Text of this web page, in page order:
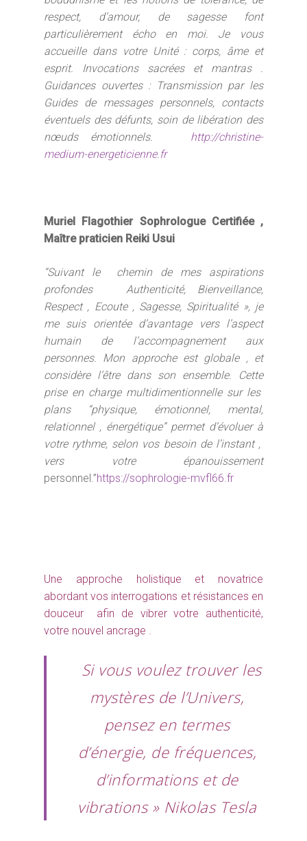
respect, d’amour, de sagesse font
particulièrement écho en moi. Je vous
accueille dans votre Unité : corps, âme et
esprit. Invocations sacrées et mantras .
Guidances ouvertes : Transmission par les
Guides de messages personnels, contacts
éventuels des défunts, soin de libération des
nœuds émotionnels. http://christine-
medium-energeticienne.fr
Muriel Flagothier Sophrologue Certifiée ,
Maître praticien Reiki Usui
“Suivant le chemin de mes aspirations
profondes Authenticité, Bienveillance,
Respect , Ecoute , Sagesse, Spiritualité », je
me suis orientée d’avantage vers l’aspect
humain de l’accompagnement aux
personnes. Mon approche est globale , et
considère l’être dans son ensemble. Cette
prise en charge multidimentionnelle sur les
plans “physique, émotionnel, mental,
relationnel , énergétique” permet d’évoluer à
votre rythme, selon vos besoin de l’instant ,
vers votre épanouissement
personnel.”https://sophrologie-mvfl66.fr
Une approche holistique et novatrice
abordant vos interrogations et résistances en
douceur afin de vibrer votre authenticité,
votre nouvel ancrage .
Si vous voulez trouver les
mystères de l’Univers,
pensez en termes
d’énergie, de fréquences,
d’informations et de
vibrations » Nikolas Tesla
Accueil
Sophrologie
Définition
Champs d’application
Méthodologie
Domaines
d’intervention
L’entreprise
Santé et Centres de
Milieu sportif
Le cabinet
Votre Sophrologue
Les tarifs
Accompagner
Hypno-Antalgie® ​
Blog
FAQ
Me contacter